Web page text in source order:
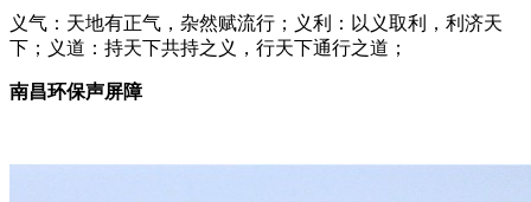
义气：天地有正气，杂然赋流行；义利：以义取利，利济天
下；义道：持天下共持之义，行天下通行之道；
南昌环保声屏障